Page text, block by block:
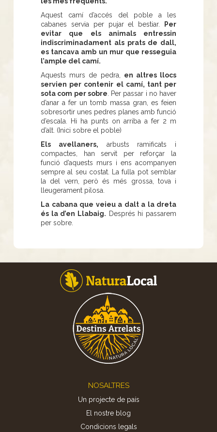
Aquest camí d’accés del poble a les
cabanes servia per pujar el bestiar.
Per
evitar que els animals entressin
indiscriminadament als prats de dall,
es tancava amb un mur que resseguia
l’ample del camí.
Aquests murs de pedra, en altres llocs
servien per contenir el camí, tant per
sota com per sobre . Per passar i no haver
d’anar a fer un tomb massa gran, es feien
sobresortir unes pedres planes amb funció
d’escala. Hi ha punts on arriba a fer 2 m
d’alt. (Inici sobre el poble)
Els avellaners, arbusts ramificats i
compactes, han servit per reforçar la
funció d’aquests murs i ens acompanyen
sempre al seu costat. La fulla pot semblar
la del vern, però és més grossa, tova i
lleugerament pilosa.
La cabana que veieu a dalt a la dreta
és la d’en Llabaig. Després hi passarem
per sobre.
NOSALTRES
Un projecte de país
El nostre blog
Condicions legals